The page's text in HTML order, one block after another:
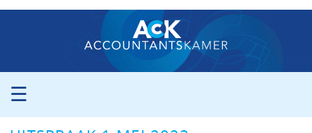
☰
ORGANISATIE